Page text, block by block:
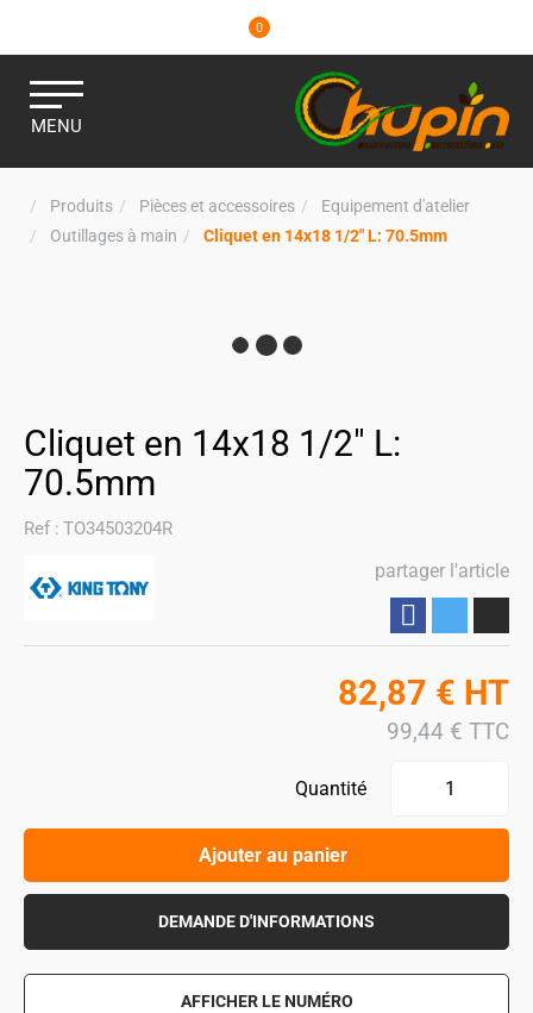
0
MENU
Produits Pièces et accessoires
Equipement d'atelier
Outillages à main
Cliquet en 14x18 1/2" L: 70.5mm
Cliquet en 14x18 1/2" L:
70.5mm
Ref : TO34503204R
partager l'article
82,87 € HT
99,44 € TTC
Quantité
Ajouter au panier
DEMANDE D'INFORMATIONS
AFFICHER LE NUMÉRO